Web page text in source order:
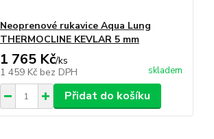
Neoprenové rukavice Aqua Lung
THERMOCLINE KEVLAR 5 mm
1 765 Kč/ks
1 459 Kč bez DPH skladem
Přidat do košíku